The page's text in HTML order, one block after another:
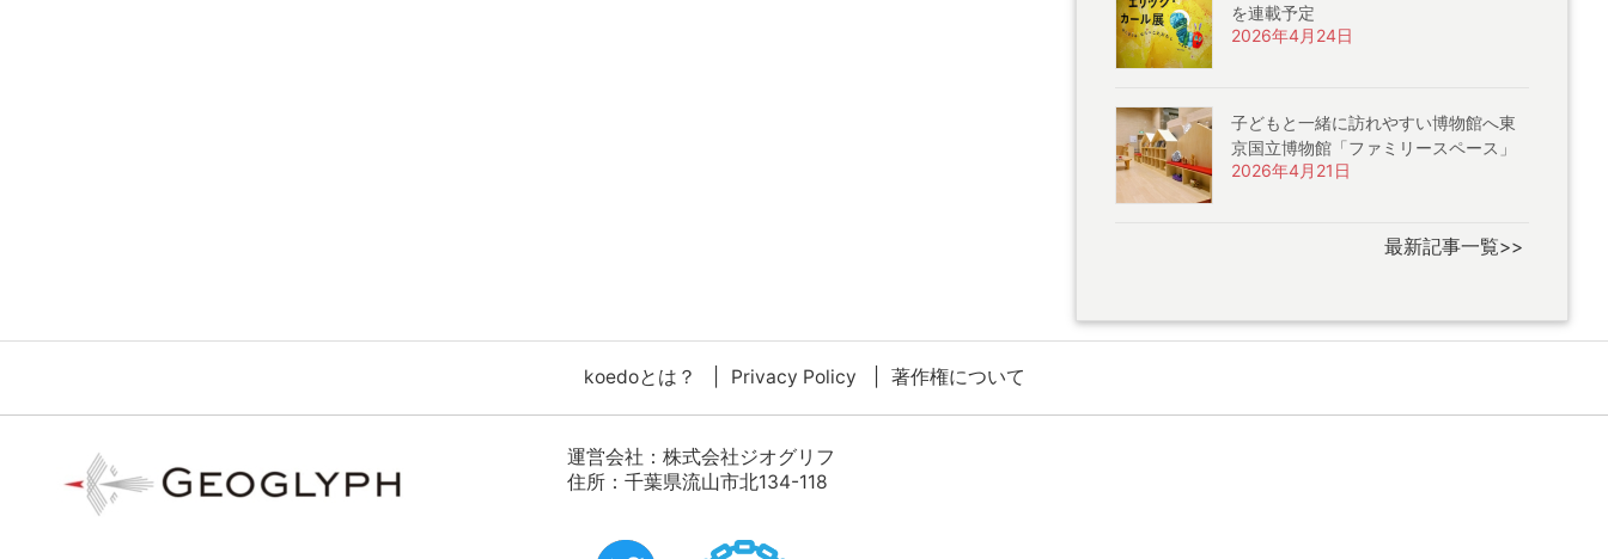
を連載予定
2026年4月24日
子どもと一緒に訪れやすい博物館へ東
京国立博物館「ファミリースペース」
2026年4月21日
最新記事一覧>>
koedoとは？ Privacy Policy 著作権について
運営会社： 株式会社ジオグリフ
住所：千葉県流山市北134-118